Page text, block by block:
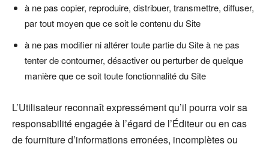
à ne pas copier, reproduire, distribuer, transmettre, diffuser,
par tout moyen que ce soit le contenu du Site
à ne pas modifier ni altérer toute partie du Site à ne pas
tenter de contourner, désactiver ou perturber de quelque
manière que ce soit toute fonctionnalité du Site
L’Utilisateur reconnaît expressément qu’il pourra voir sa
responsabilité engagée à l’égard de l’Éditeur ou en cas
de fourniture d’informations erronées, incomplètes ou